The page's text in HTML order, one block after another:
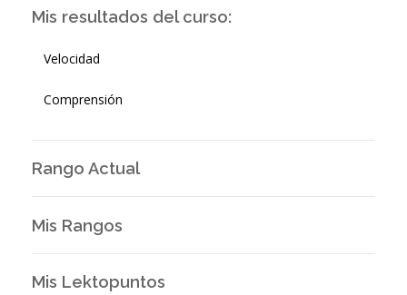
Mis resultados del curso:
Velocidad
Comprensión
Rango Actual
Mis Rangos
Mis Lektopuntos